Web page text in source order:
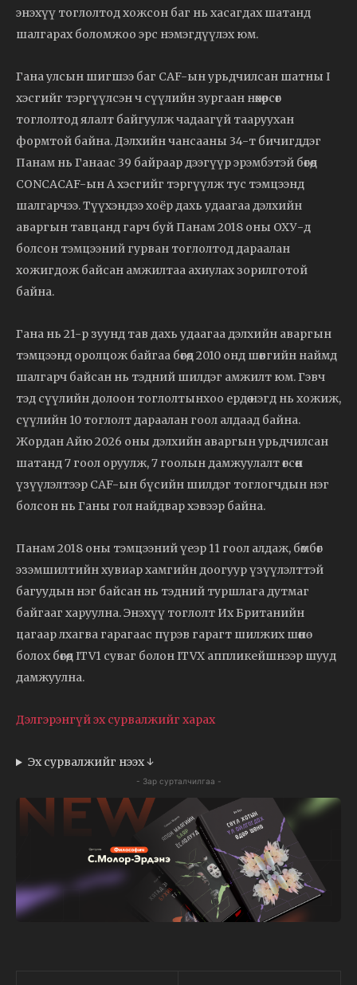
энэхүү тоглолтод хожсон баг нь хасагдах шатанд
шалгарах боломжоо эрс нэмэгдүүлэх юм.
Гана улсын шигшээ баг CAF-ын урьдчилсан шатны I
хэсгийг тэргүүлсэн ч сүүлийн зургаан нөхөрсөг
тоглолтод ялалт байгуулж чадаагүй тааруухан
формтой байна. Дэлхийн чансааны 34-т бичигддэг
Панам нь Ганаас 39 байраар дээгүүр эрэмбэтэй бөгөөд
CONCACAF-ын A хэсгийг тэргүүлж тус тэмцээнд
шалгарчээ. Түүхэндээ хоёр дахь удаагаа дэлхийн
аваргын тавцанд гарч буй Панам 2018 оны ОХУ-д
болсон тэмцээний гурван тоглолтод дараалан
хожигдож байсан амжилтаа ахиулах зорилготой
байна.
Гана нь 21-р зуунд тав дахь удаагаа дэлхийн аваргын
тэмцээнд оролцож байгаа бөгөөд 2010 онд шөвгийн наймд
шалгарч байсан нь тэдний шилдэг амжилт юм. Гэвч
тэд сүүлийн долоон тоглолтынхоо ердөө нэгд нь хожиж,
сүүлийн 10 тоглолт дараалан гоол алдаад байна.
Жордан Айю 2026 оны дэлхийн аваргын урьдчилсан
шатанд 7 гоол оруулж, 7 гоолын дамжуулалт өгсөн
үзүүлэлтээр CAF-ын бүсийн шилдэг тоглогчдын нэг
болсон нь Ганы гол найдвар хэвээр байна.
Панам 2018 оны тэмцээний үеэр 11 гоол алдаж, бөмбөг
эзэмшилтийн хувиар хамгийн доогуур үзүүлэлттэй
багуудын нэг байсан нь тэдний туршлага дутмаг
байгааг харуулна. Энэхүү тоглолт Их Британийн
цагаар лхагва гарагаас пүрэв гарагт шилжих шөнө
болох бөгөөд ITV1 суваг болон ITVX аппликейшнээр шууд
дамжуулна.
Дэлгэрэнгүй эх сурвалжийг харах
Эх сурвалжийг нээх ↓
- Зар сурталчилгаа -